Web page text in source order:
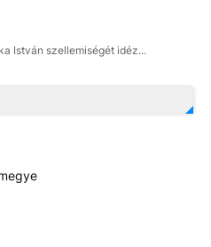
István szellemiségét idéz...